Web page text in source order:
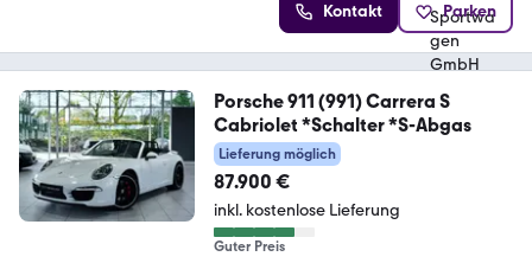
Kontakt Parken
Porsche 911 (991) Carrera S
Cabriolet *Schalter *S-Abgas
Lieferung möglich
87.900 €
inkl. kostenlose Lieferung
Guter Preis